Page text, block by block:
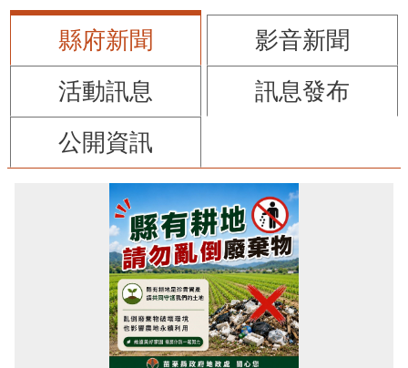
縣府新聞
影音新聞
活動訊息
訊息發布
公開資訊